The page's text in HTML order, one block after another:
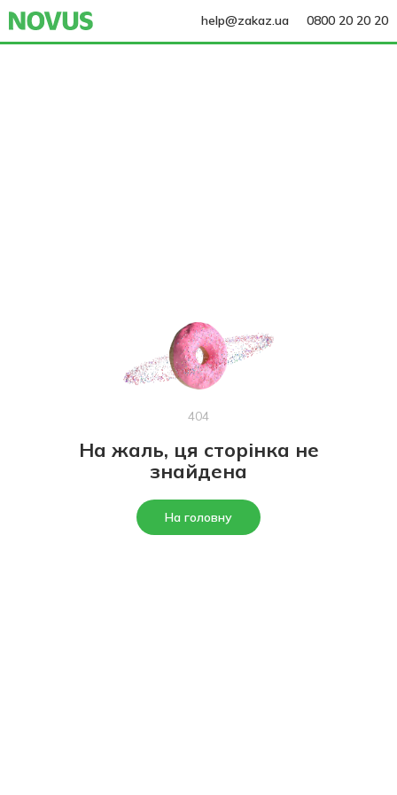
help@zakaz.ua 0800 20 20 20
404
На жаль, ця сторінка не
знайдена
На головну